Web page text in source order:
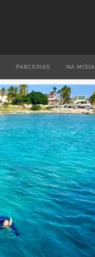
PARCERIAS NA MÍDIA